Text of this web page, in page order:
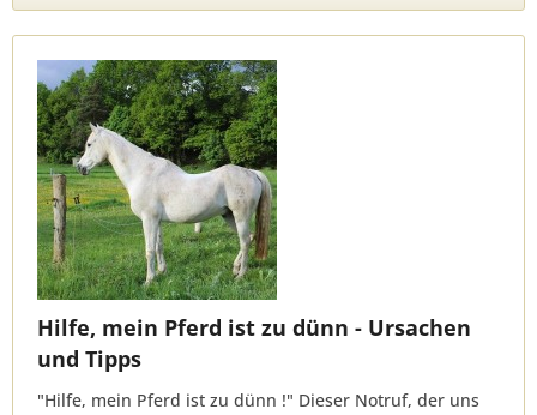
Hilfe, mein Pferd ist zu dünn - Ursachen
und Tipps
"Hilfe, mein Pferd ist zu dünn !" Dieser Notruf, der uns